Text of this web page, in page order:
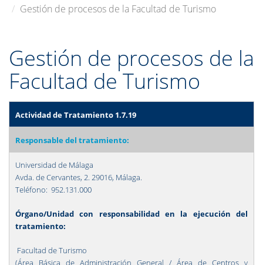
Gestión de procesos de la Facultad de Turismo
Gestión de procesos de la
Facultad de Turismo
Actividad de Tratamiento 1.7.19
Responsable del tratamiento:
Universidad de Málaga
Avda. de Cervantes, 2. 29016, Málaga.
Teléfono: 952.131.000
Órgano/Unidad con responsabilidad en la ejecución del
tratamiento:
Facultad de Turismo
(Área Básica de Administración General / Área de Centros y